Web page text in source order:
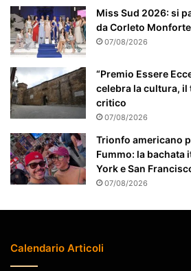
a
t
t
e
z
i
o
n
a
t
o
Miss Sud 2026: si
da Corleto Monforte
07/08/2026
“Premio Essere
celebra la cultura,
critico
07/08/2026
Trionfo americano
Fummo: la bachata
York e San
07/08/2026
Calendario Articoli